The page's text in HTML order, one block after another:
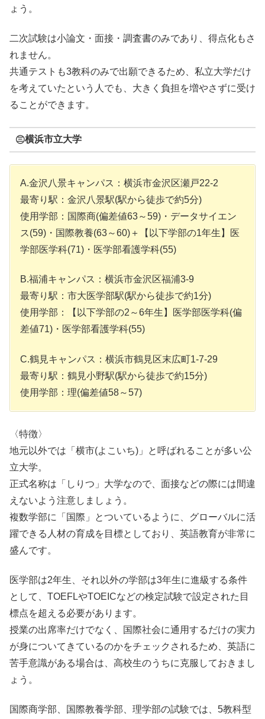
ょう。
二次試験は小論文・面接・調査書のみであり、得点化もさ
れません。
共通テストも3教科のみで出願できるため、私立大学だけ
を考えていたという人でも、大きく負担を増やさずに受け
ることができます。
㊂横浜市立大学
A.金沢八景キャンパス：横浜市金沢区瀬戸22-2
最寄り駅：金沢八景駅(駅から徒歩で約5分)
使用学部：国際商(偏差値63～59)・データサイエン
ス(59)・国際教養(63～60)＋【以下学部の1年生】医
学部医学科(71)・医学部看護学科(55)
B.福浦キャンパス：横浜市金沢区福浦3-9
最寄り駅：市大医学部駅(駅から徒歩で約1分)
使用学部：【以下学部の2～6年生】医学部医学科(偏
差値71)・医学部看護学科(55)
C.鶴見キャンパス：横浜市鶴見区末広町1-7-29
最寄り駅：鶴見小野駅(駅から徒歩で約15分)
使用学部：理(偏差値58～57)
〈特徴〉
地元以外では「横市(よこいち)」と呼ばれることが多い公
立大学。
正式名称は「しりつ」大学なので、面接などの際には間違
えないよう注意しましょう。
複数学部に「国際」とついているように、グローバルに活
躍できる人材の育成を目標としており、 英語教育が非常に
盛んです。
医学部は2年生、それ以外の学部は3年生に進級する条件
として、TOEFLやTOEICなどの検定試験で設定された目
標点を超える必要があります。
授業の出席率だけでなく、国際社会に通用するだけの実力
が身についてきているのかをチェックされるため、英語に
苦手意識がある場合は、高校生のうちに克服しておきまし
ょう。
国際商学部、国際教養学部、理学部の試験では、5教科型